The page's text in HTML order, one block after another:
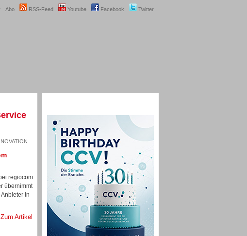
Twitter
Facebook
Youtube
RSS-Feed
Abo
regiocom
übernimmt
in
Artikel